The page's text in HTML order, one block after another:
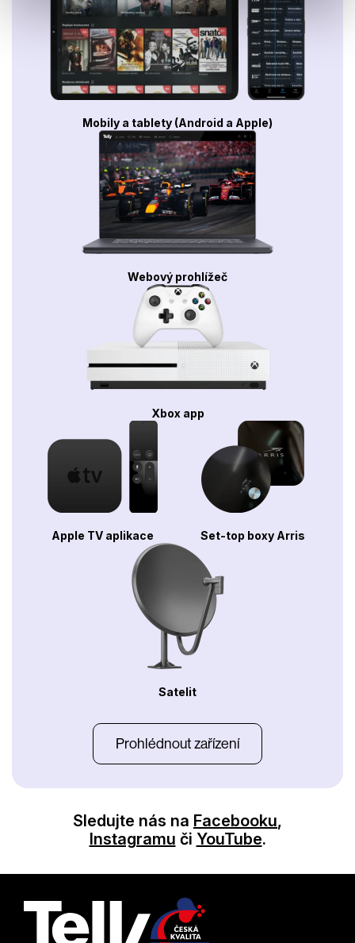
Mobily a tablety (Android a Apple)
Webový prohlížeč
Xbox app
Apple TV aplikace Set-top boxy Arris
Satelit
Prohlédnout zařízení
Sledujte nás na Facebooku,
Instagramu či YouTube.